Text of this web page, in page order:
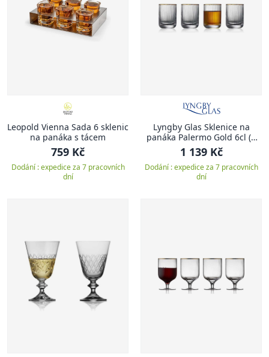
Leopold Vienna Sada 6 sklenic
na panáka s tácem
759 Kč
Dodání : expedice za 7 pracovních
dní
Lyngby Glas Sklenice na
panáka Palermo Gold 6cl (6
ks)
1 139 Kč
Dodání : expedice za 7 pracovních
dní